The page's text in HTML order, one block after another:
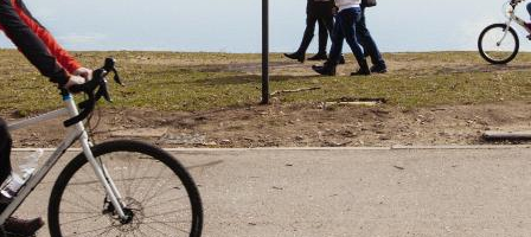
noisettes grillées qui donnent la bonne dose
d’énergie à ceux qui pédalent. Non loin du centre, le
Cloître de Voltorre du XIIIe siècle vous invite à
quelques instants de méditation.
C’est une bonne occasion pour poser les vélos avant
de quitter la piste cyclable et d’atteindre Cittiglio, le
village du mythe des deux roues Alfredo Binda. Un